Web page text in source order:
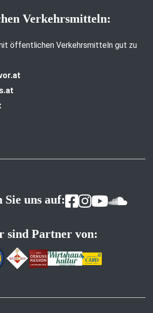
Verkehrsmitteln:
öffentlichen Verkehrsmitteln gut zu
Sie uns auf:
sind Partner von: